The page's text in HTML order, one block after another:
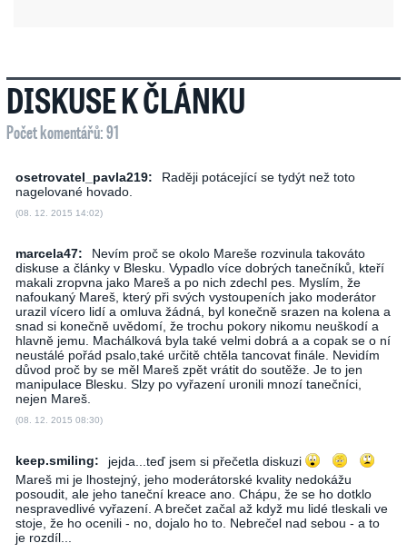
DISKUSE K ČLÁNKU
Počet komentářů: 91
osetrovatel_pavla219:
Raději potácející se tydýt než toto
nagelované hovado.
(08. 12. 2015 14:02)
marcela47:
Nevím proč se okolo Mareše rozvinula takováto
diskuse a články v Blesku. Vypadlo více dobrých tanečníků, kteří
makali zropvna jako Mareš a po nich zdechl pes. Myslím, že
nafoukaný Mareš, který při svých vystoupeních jako moderátor
urazil vícero lidí a omluva žádná, byl konečně srazen na kolena a
snad si konečně uvědomí, že trochu pokory nikomu neuškodí a
hlavně jemu. Machálková byla také velmi dobrá a a copak se o ní
neustálé pořád psalo,také určitě chtěla tancovat finále. Nevidím
důvod proč by se měl Mareš zpět vrátit do soutěže. Je to jen
manipulace Blesku. Slzy po vyřazení uronili mnozí tanečníci,
nejen Mareš.
(08. 12. 2015 08:30)
keep.smiling:
jejda...teď jsem si přečetla diskuzi
Mareš mi je lhostejný, jeho moderátorské kvality nedokážu
posoudit, ale jeho taneční kreace ano. Chápu, že se ho dotklo
nespravedlivé vyřazení. A brečet začal až když mu lidé tleskali ve
stoje, že ho ocenili - no, dojalo ho to. Nebrečel nad sebou - a to
je rozdíl...